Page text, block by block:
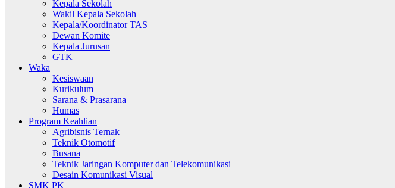
Kepala Sekolah
Wakil Kepala Sekolah
Kepala/Koordinator TAS
Dewan Komite
Kepala Jurusan
GTK
Waka
Kesiswaan
Kurikulum
Sarana & Prasarana
Humas
Program Keahlian
Agribisnis Ternak
Teknik Otomotif
Busana
Teknik Jaringan Komputer dan Telekomunikasi
Desain Komunikasi Visual
SMK PK